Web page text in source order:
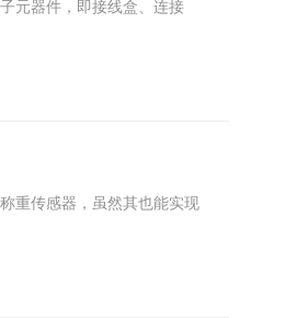
元器件，即接线盒、连接
重传感器，虽然其也能实现